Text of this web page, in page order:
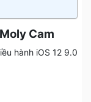
Cam
hành iOS 12 9.0